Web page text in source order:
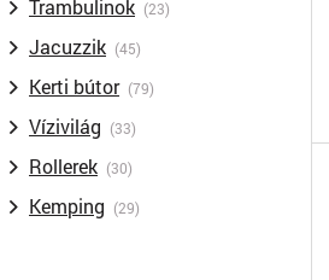
Trambulinok (23)
Jacuzzik (45)
Kerti bútor (79)
Vízivilág (33)
Rollerek (30)
Kemping (29)